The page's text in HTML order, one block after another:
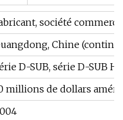
société
Chine
D-SUB, série D-SUB
millions de dollars